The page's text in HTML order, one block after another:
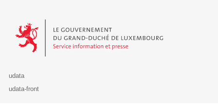
Le Gouvernement du Grand-Duché de Luxembourg - Service
udata
udata-front